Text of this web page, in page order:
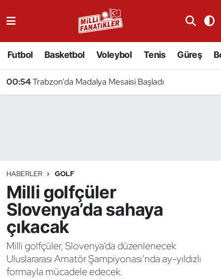
Futbol Basketbol Voleybol Tenis Güreş
00:54Trabzon'da Madalya Mesaisi Başladı
HABERLER GOLF
Milli golfçüler
Slovenya’da sahaya
çıkacak
Milli golfçüler, Slovenya’da düzenlenecek
Uluslararası Amatör Şampiyonası’nda ay-yıldızlı
formayla mücadele edecek.
Badminton
Binicilik
Bisiklet
Bocce Bowling Dart
Boks